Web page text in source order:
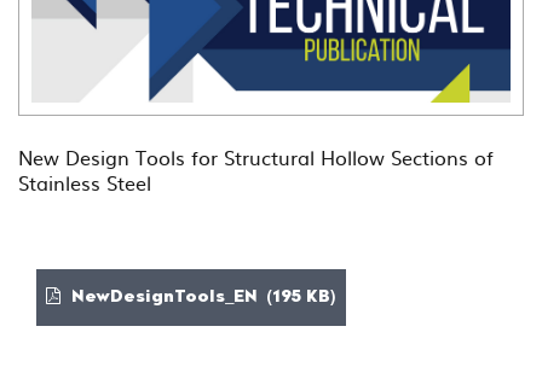
New Design Tools for Structural Hollow Sections of
Stainless Steel
NewDesignTools_EN (195 KB)